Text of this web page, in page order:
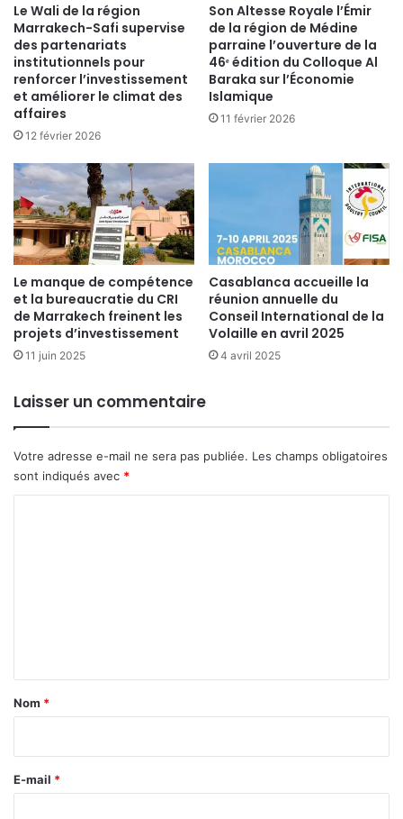
Le Wali de la région
Marrakech-Safi supervise
des partenariats
institutionnels pour
renforcer l’investissement
et améliorer le climat des
affaires
12 février 2026
Son Altesse Royale l’Émir
de la région de Médine
parraine l’ouverture de la
46ᵉ édition du Colloque Al
Baraka sur l’Économie
Islamique
11 février 2026
Le manque de compétence
et la bureaucratie du CRI
de Marrakech freinent les
projets d’investissement
11 juin 2025
Casablanca accueille la
réunion annuelle du
Conseil International de la
Volaille en avril 2025
4 avril 2025
Laisser un commentaire
Votre adresse e-mail ne sera pas publiée. Les champs obligatoires
sont indiqués avec *
a
e
Nom *
E-mail *